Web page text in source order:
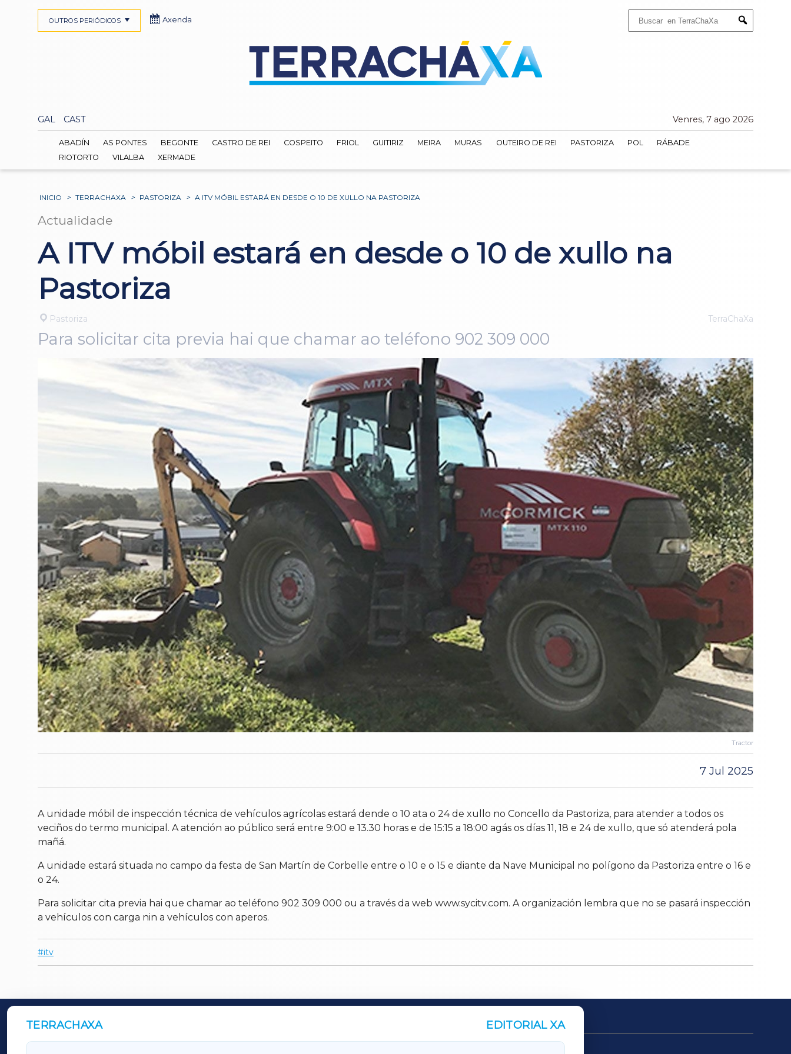
Submit
GAL CAST Venres, 7 ago 2026
OUTROS PERIÓDICOS Axenda
ABADÍN AS PONTES BEGONTE CASTRO DE REI COSPEITO FRIOL GUITIRIZ MEIRA MURAS OUTEIRO DE REI PASTORIZA POL
RÁBADE
RIOTORTO
VILALBA XERMADE
INICIO > TERRACHAXA > PASTORIZA > A ITV MÓBIL ESTARÁ EN DESDE O 10 DE XULLO NA PASTORIZA
Actualidade
A ITV móbil estará en desde o 10 de xullo na
Pastoriza
Pastoriza TerraChaXa
Para solicitar cita previa hai que chamar ao teléfono 902 309 000
Tractor
7 Jul 2025
A unidade móbil de inspección técnica de vehículos agrícolas estará dende o 10 ata o 24 de xullo no Concello da Pastoriza, para atender a todos os
veciños do termo municipal. A atención ao público será entre 9:00 e 13.30 horas e de 15:15 a 18:00 agás os días 11, 18 e 24 de xullo, que só atenderá pola
mañá.
A unidade estará situada no campo da festa de San Martín de Corbelle entre o 10 e o 15 e diante da Nave Municipal no polígono da Pastoriza entre o 16 e
o 24.
Para solicitar cita previa hai que chamar ao teléfono 902 309 000 ou a través da web www.sycitv.com. A organización lembra que no se pasará inspección
a vehículos con carga nin a vehículos con aperos.
itv
TERRACHAXA EDITORIAL XA
OUTROS PERIÓDICOS